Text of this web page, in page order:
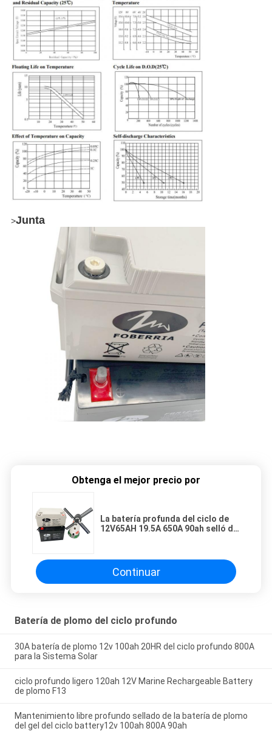
>Junta
Obtenga el mejor precio por
La batería profunda del ciclo de
12V65AH 19.5A 650A 90ah selló de
Continuar
Batería de plomo del ciclo profundo
30A batería de plomo 12v 100ah 20HR del ciclo profundo 800A
para la Sistema Solar
ciclo profundo ligero 120ah 12V Marine Rechargeable Battery
de plomo F13
Mantenimiento libre profundo sellado de la batería de plomo
del gel del ciclo battery12v 100ah 800A 90ah